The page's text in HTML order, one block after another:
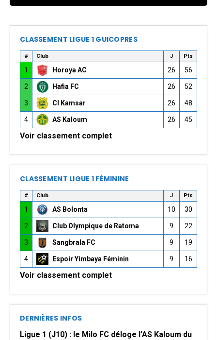
CLASSEMENT LIGUE 1 GUICOPRES
# Club J Pts
1 Horoya AC 26 56
2 Hafia FC 26 52
3 CI Kamsar 26 48
4 AS Kaloum 26 45
Voir classement complet
CLASSEMENT LIGUE 1 FÉMININE
# Club J Pts
1 AS Bolonta 10 30
2 Club Olympique de Ratoma 9 22
3 Sangbrala FC 9 19
4 Espoir Yimbaya Féminin 9 16
Voir classement complet
DERNIÈRES INFOS
Ligue 1 (J10) : le Milo FC déloge l’AS Kaloum du